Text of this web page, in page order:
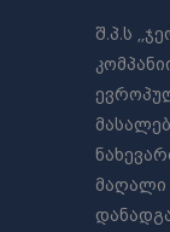
შ.პ.ს
მაღალი